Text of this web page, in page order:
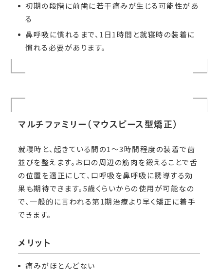
初期の段階に前歯に若干痛みが生じる可能性があ
る
鼻呼吸に慣れるまで、1日1時間と就寝時の装着に
慣れる必要があります。
マルチファミリー（マウスピース型矯正）
就寝時と、起きている間の1～3時間程度の装着で歯
並びを整えます。お口の周辺の筋肉を鍛えることで舌
の位置を適正にして、口呼吸を鼻呼吸に誘導する効
果も期待できます。5歳くらいからの使用が可能なの
で、一般的に言われる第1期治療より早く矯正に着手
できます。
メリット
痛みがほとんどない